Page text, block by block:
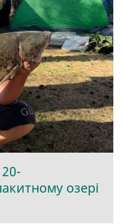
озері